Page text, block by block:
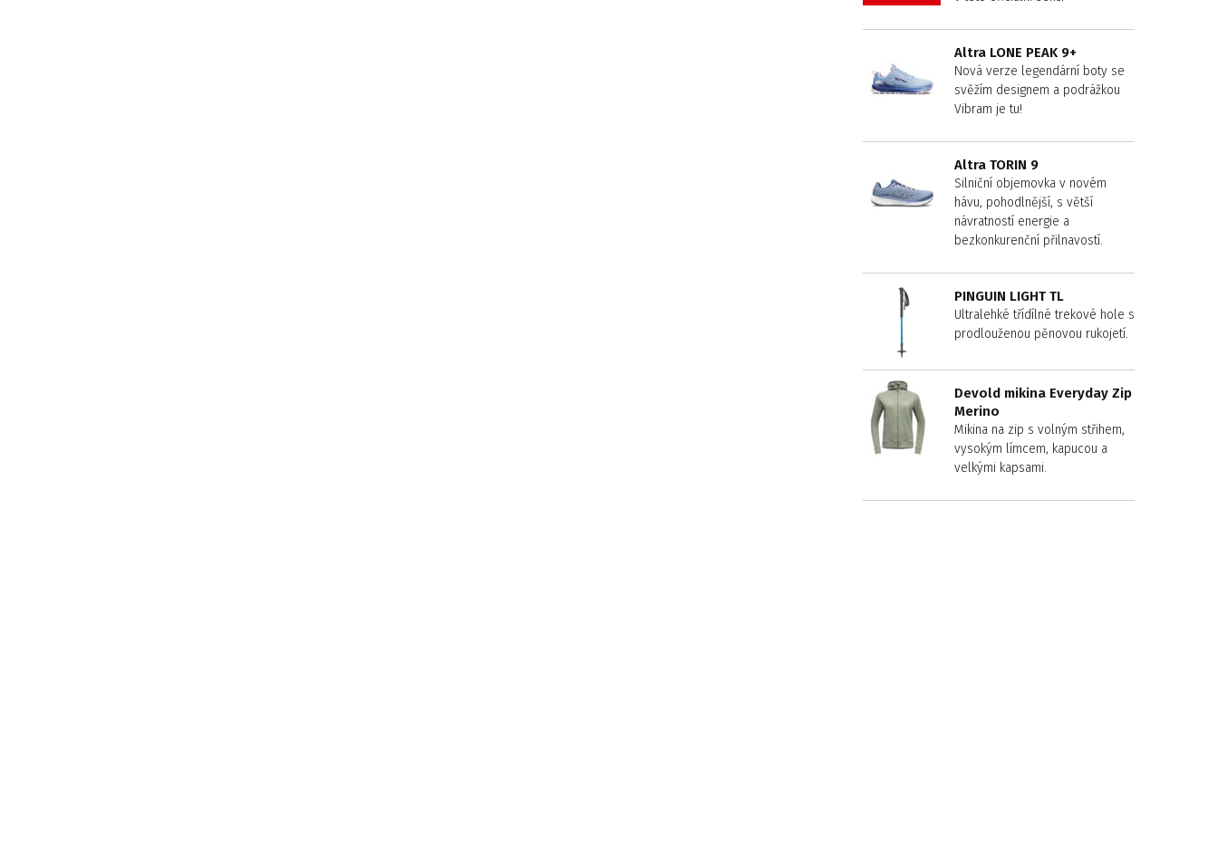
Altra LONE PEAK 9+
Nová verze legendární boty se
svěžím designem a podrážkou
Vibram je tu!
Altra TORIN 9
Silniční objemovka v novém
hávu, pohodlnější, s větší
návratností energie a
bezkonkurenční přilnavostí.
PINGUIN LIGHT TL
Ultralehké třídílné trekové hole s
prodlouženou pěnovou rukojetí.
Devold mikina Everyday Zip
Merino
Mikina na zip s volným střihem,
vysokým límcem, kapucou a
velkými kapsami.